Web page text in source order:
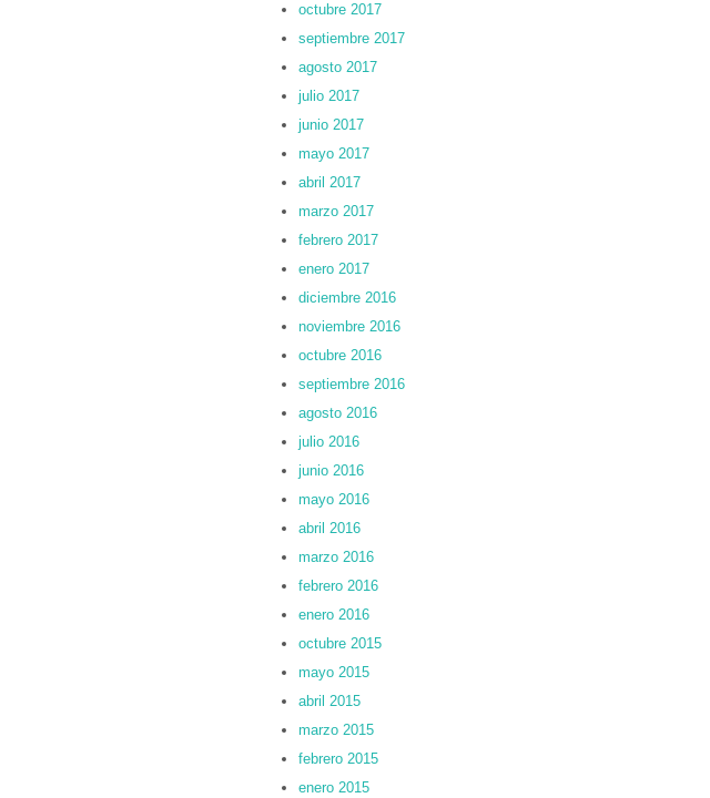
octubre 2017
septiembre 2017
agosto 2017
julio 2017
junio 2017
mayo 2017
abril 2017
marzo 2017
febrero 2017
enero 2017
diciembre 2016
noviembre 2016
octubre 2016
septiembre 2016
agosto 2016
julio 2016
junio 2016
mayo 2016
abril 2016
marzo 2016
febrero 2016
enero 2016
octubre 2015
mayo 2015
abril 2015
marzo 2015
febrero 2015
enero 2015